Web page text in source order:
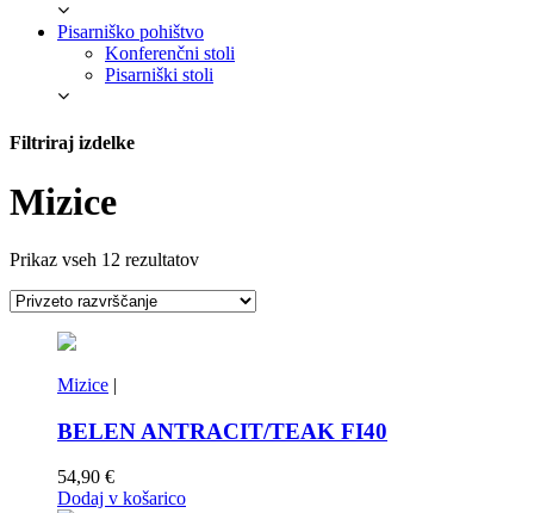
Pisarniško pohištvo
Konferenčni stoli
Pisarniški stoli
Filtriraj izdelke
Mizice
Prikaz vseh 12 rezultatov
Mizice |
BELEN ANTRACIT/TEAK FI40
54,90 €
Dodaj v košarico